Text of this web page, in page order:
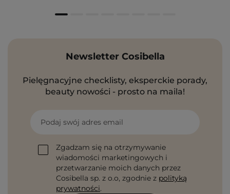
Newsletter Cosibella
Pielęgnacyjne checklisty, eksperckie porady,
beauty nowości - prosto na maila!
Podaj swój adres email
Zgadzam się na otrzymywanie
wiadomości marketingowych i
przetwarzanie moich danych przez
Cosibella sp. z o.o, zgodnie z polityką
prywatności.